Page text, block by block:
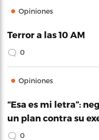
Opiniones
Terror a las 10 AM
0
Opiniones
“Esa es mi letra”:
un plan contra su
0